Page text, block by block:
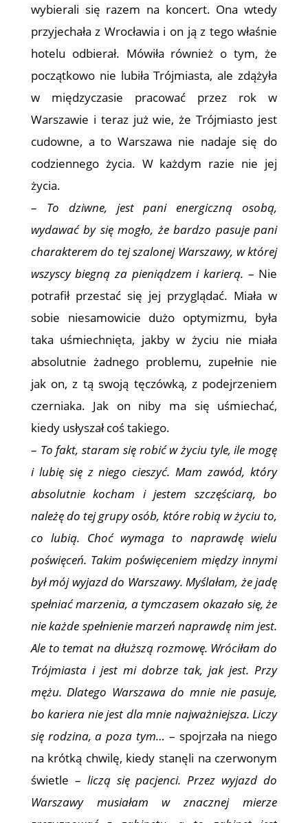
wybierali się razem na koncert. Ona wtedy
przyjechała z Wrocławia i on ją z tego właśnie
hotelu odbierał. Mówiła również o tym, że
początkowo nie lubiła Trójmiasta, ale zdążyła
w międzyczasie pracować przez rok w
Warszawie i teraz już wie, że Trójmiasto jest
cudowne, a to Warszawa nie nadaje się do
codziennego życia. W każdym razie nie jej
życia.
– To dziwne, jest pani energiczną osobą,
wydawać by się mogło, że bardzo pasuje pani
charakterem do tej szalonej Warszawy, w której
wszyscy biegną za pieniądzem i karierą. – Nie
potrafił przestać się jej przyglądać. Miała w
sobie niesamowicie dużo optymizmu, była
taka uśmiechnięta, jakby w życiu nie miała
absolutnie żadnego problemu, zupełnie nie
jak on, z tą swoją tęczówką, z podejrzeniem
czerniaka. Jak on niby ma się uśmiechać,
kiedy usłyszał coś takiego.
– To fakt, staram się robić w życiu tyle, ile mogę
i lubię się z niego cieszyć. Mam zawód, który
absolutnie kocham i jestem szczęściarą, bo
należę do tej grupy osób, które robią w życiu to,
co lubią. Choć wymaga to naprawdę wielu
poświęceń. Takim poświęceniem między innymi
był mój wyjazd do Warszawy. Myślałam, że jadę
spełniać marzenia, a tymczasem okazało się, że
nie każde spełnienie marzeń naprawdę nim jest.
Ale to temat na dłuższą rozmowę. Wróciłam do
Trójmiasta i jest mi dobrze tak, jak jest. Przy
mężu. Dlatego Warszawa do mnie nie pasuje,
bo kariera nie jest dla mnie najważniejsza. Liczy
się rodzina, a poza tym… – spojrzała na niego
na krótką chwilę, kiedy stanęli na czerwonym
świetle – liczą się pacjenci. Przez wyjazd do
Warszawy musiałam w znacznej mierze